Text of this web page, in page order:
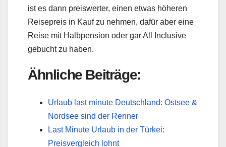
ist es dann preiswerter, einen etwas höheren
Reisepreis in Kauf zu nehmen, dafür aber eine
Reise mit Halbpension oder gar All Inclusive
gebucht zu haben.
Ähnliche Beiträge:
Urlaub last minute Deutschland: Ostsee &
Nordsee sind der Renner
Last Minute Urlaub in der Türkei:
Preisvergleich lohnt